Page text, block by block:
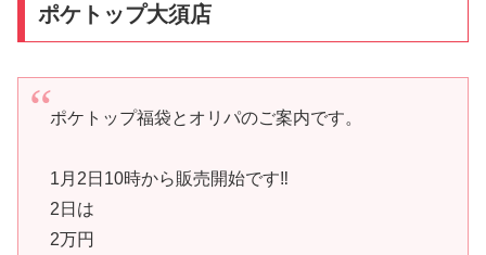
ポケトップ大須店
ポケトップ福袋とオリパのご案内です。
1月2日10時から販売開始です‼️
2日は
2万円